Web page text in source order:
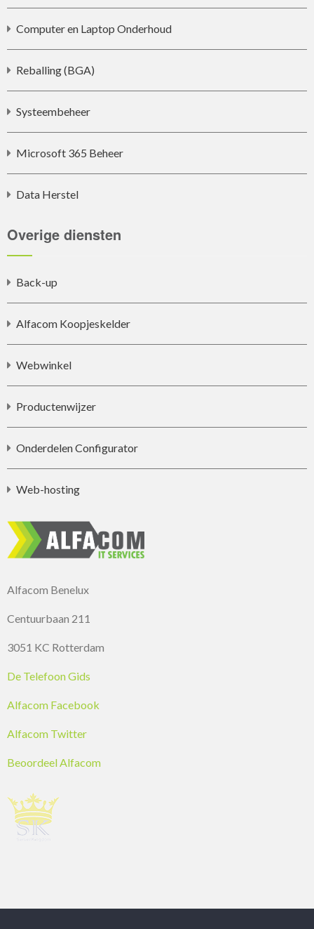
Computer en Laptop Onderhoud
Reballing (BGA)
Systeembeheer
Microsoft 365 Beheer
Data Herstel
Overige diensten
Back-up
Alfacom Koopjeskelder
Webwinkel
Productenwijzer
Onderdelen Configurator
Web-hosting
Alfacom Benelux
Centuurbaan 211
3051 KC Rotterdam
De Telefoon Gids
Alfacom Facebook
Alfacom Twitter
Beoordeel Alfacom